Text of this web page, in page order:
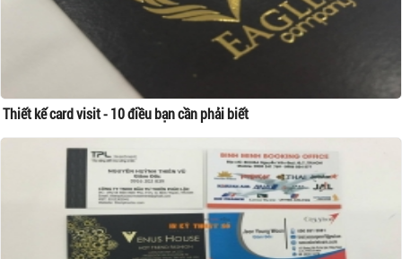
Thiết kế card visit - 10 điều bạn cần phải biết